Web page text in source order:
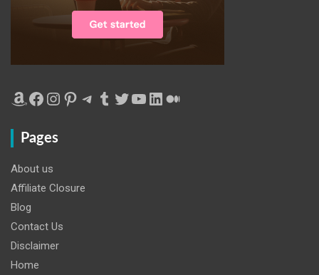
Amazon
Facebook
Instagram
Pinterest
Telegram
Tumblr
Twitter
YouTube
LinkedIn
Medium
Pages
About us
Affiliate Closure
Blog
Contact Us
Disclaimer
Home